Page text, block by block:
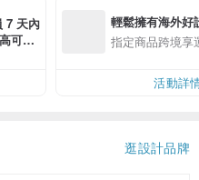
7 天內
可折
輕鬆擁有海外好
指定商品跨境享
活動詳
逛設計品牌